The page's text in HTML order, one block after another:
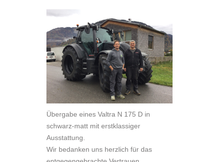
Übergabe eines Valtra N 175 D in
schwarz-matt mit erstklassiger
Ausstattung.
Wir bedanken uns herzlich für das